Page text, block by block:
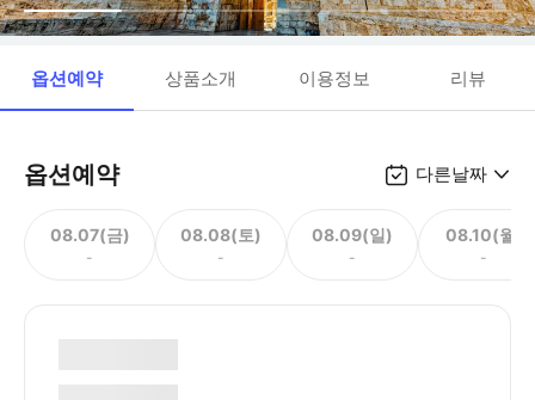
옵션예약 상품소개 이용정보 리뷰
옵션예약 다른날짜
08.07(금)
-
08.08(토)
-
08.09(일)
-
08.10(월)
-